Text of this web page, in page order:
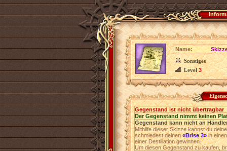
Name:
Sonstiges
Level3
Gegenstand ist nicht übertragbar
Der Gegenstand nimmt keinen
Gegenstand kann nicht an
Mithilfe dieser Skizze kannst du
schmiedest deinen«Brise 3»in
einer Destillation gewinnen.
Um diesen Gegenstand zu kaufen,